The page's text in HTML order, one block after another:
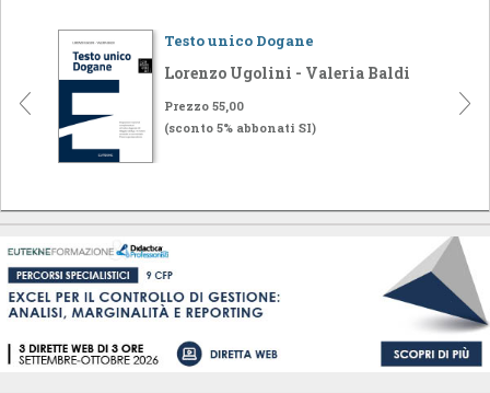
Testo unico Dogane
Lorenzo Ugolini - Valeria Baldi
Prezzo 55,00
(sconto 5% abbonati SI)